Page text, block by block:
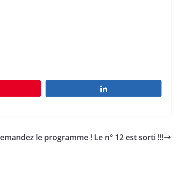
le programme ! Le n° 12 est sorti !!!